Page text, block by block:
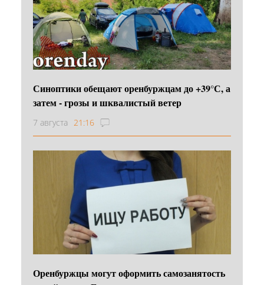
Синоптики обещают оренбуржцам до +39°С, а
затем - грозы и шквалистый ветер
7 августа 21:16
Оренбуржцы могут оформить самозанятость